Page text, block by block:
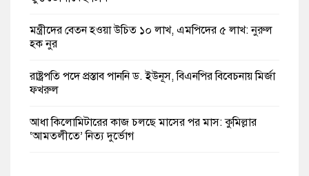
মন্ত্রীদের বেতন হওয়া উচিত ১০ লাখ, এমপিদের ৫ লাখ: নুরুল
হক নুর
রাষ্ট্রপতি পদে প্রস্তাব পাননি ড. ইউনূস, বিএনপির বিবেচনায় মির্জা
ফখরুল
আধা কিলোমিটারের কাজ চলছে মাসের পর মাস: কুমিল্লার
‘আমতলীতে’ নিত্য দুর্ভোগ